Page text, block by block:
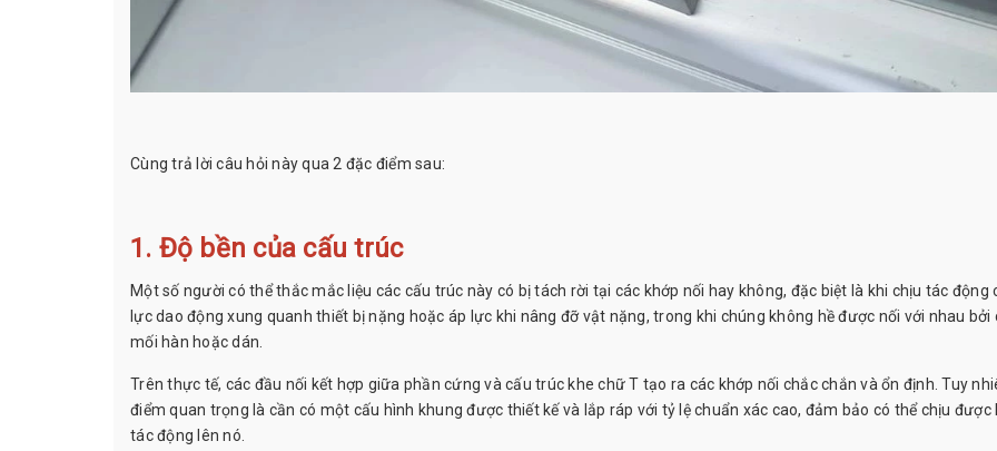
Cùng trả lời câu hỏi này qua 2 đặc điểm sau:
1. Độ bền của cấu trúc
Một số người có thể thắc mắc liệu các cấu trúc này có bị tách rời tại các khớp nối hay không, đặc biệt là khi chịu tác động
lực dao động xung quanh thiết bị nặng hoặc áp lực khi nâng đỡ vật nặng, trong khi chúng không hề được nối với nhau bởi
mối hàn hoặc dán.
Trên thực tế, các đầu nối kết hợp giữa phần cứng và cấu trúc khe chữ T tạo ra các khớp nối chắc chắn và ổn định. Tuy
điểm quan trọng là cần có một cấu hình khung được thiết kế và lắp ráp với tỷ lệ chuẩn xác cao, đảm bảo có thể chịu được
tác động lên nó.